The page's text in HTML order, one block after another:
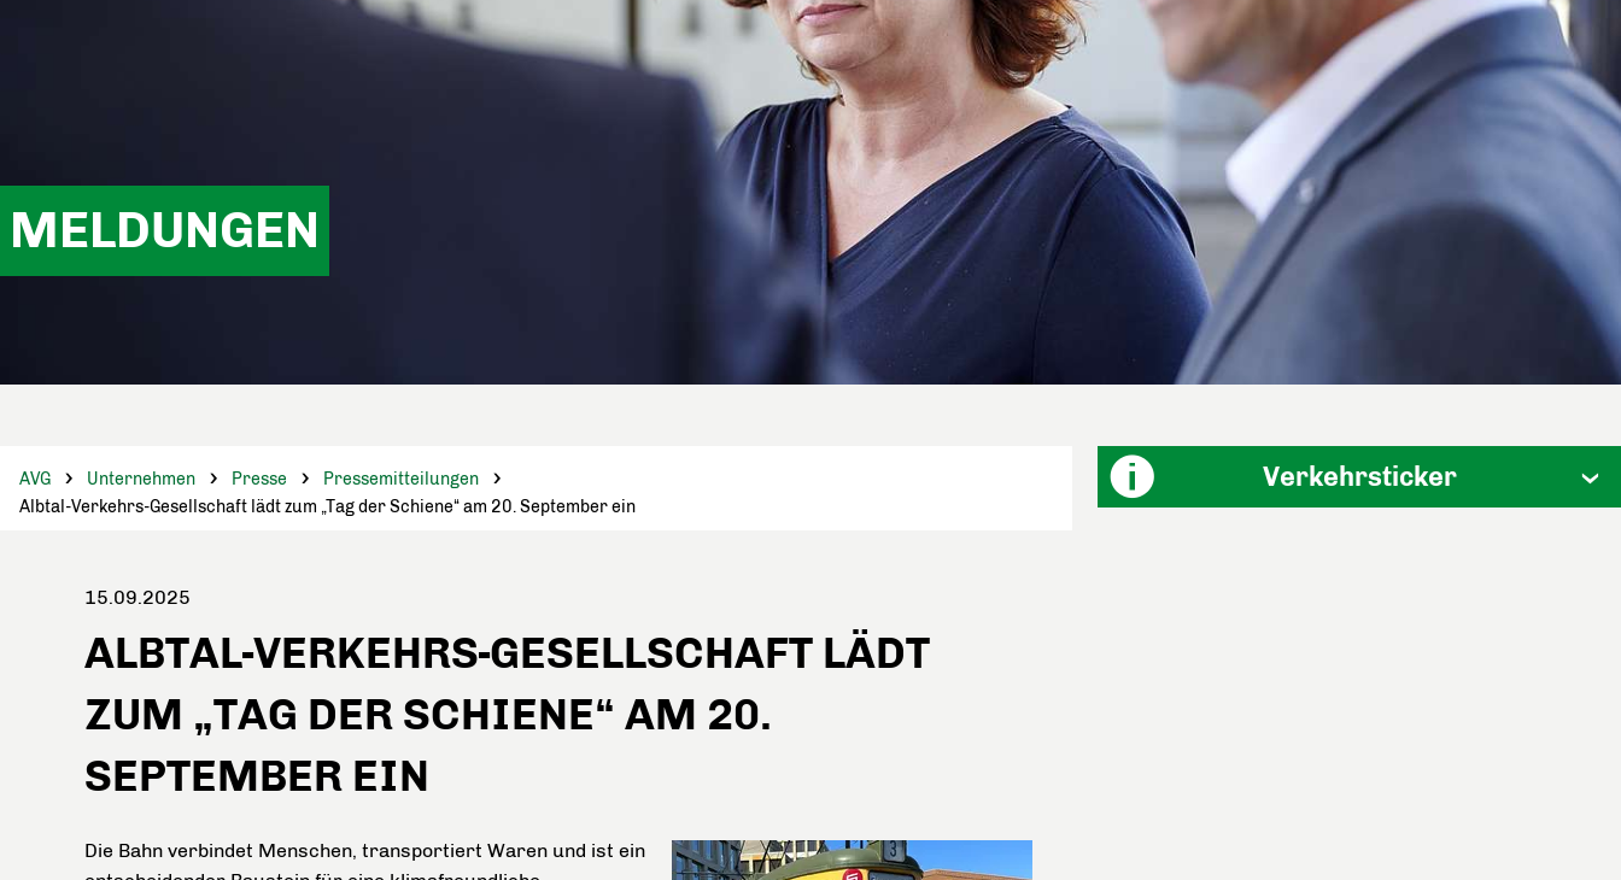
MELDUNGEN
AVG Unternehmen Presse
Pressemitteilungen
Albtal-Verkehrs-Gesellschaft lädt zum „Tag der Schiene“ am 20. September ein
15.09.2025
ALBTAL-VERKEHRS-GESELLSCHAFT LÄDT
ZUM „TAG DER SCHIENE“ AM 20.
SEPTEMBER EIN
Die Bahn verbindet Menschen, transportiert Waren und ist ein
Verkehrsticker